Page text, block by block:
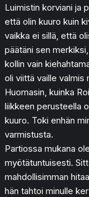
Luimistin korviani ja
että olin kuuro kuin
vaikka ei sillä, että
päätäni sen
kollin vain
oli viittä vaille valmis
Huomasin, kuinka
liikkeen perusteella
kuuro. Toki enhän
varmistusta.
Partiossa mukana
myötätuntuisesti.
mahdollisimman
hän tahtoi minulle